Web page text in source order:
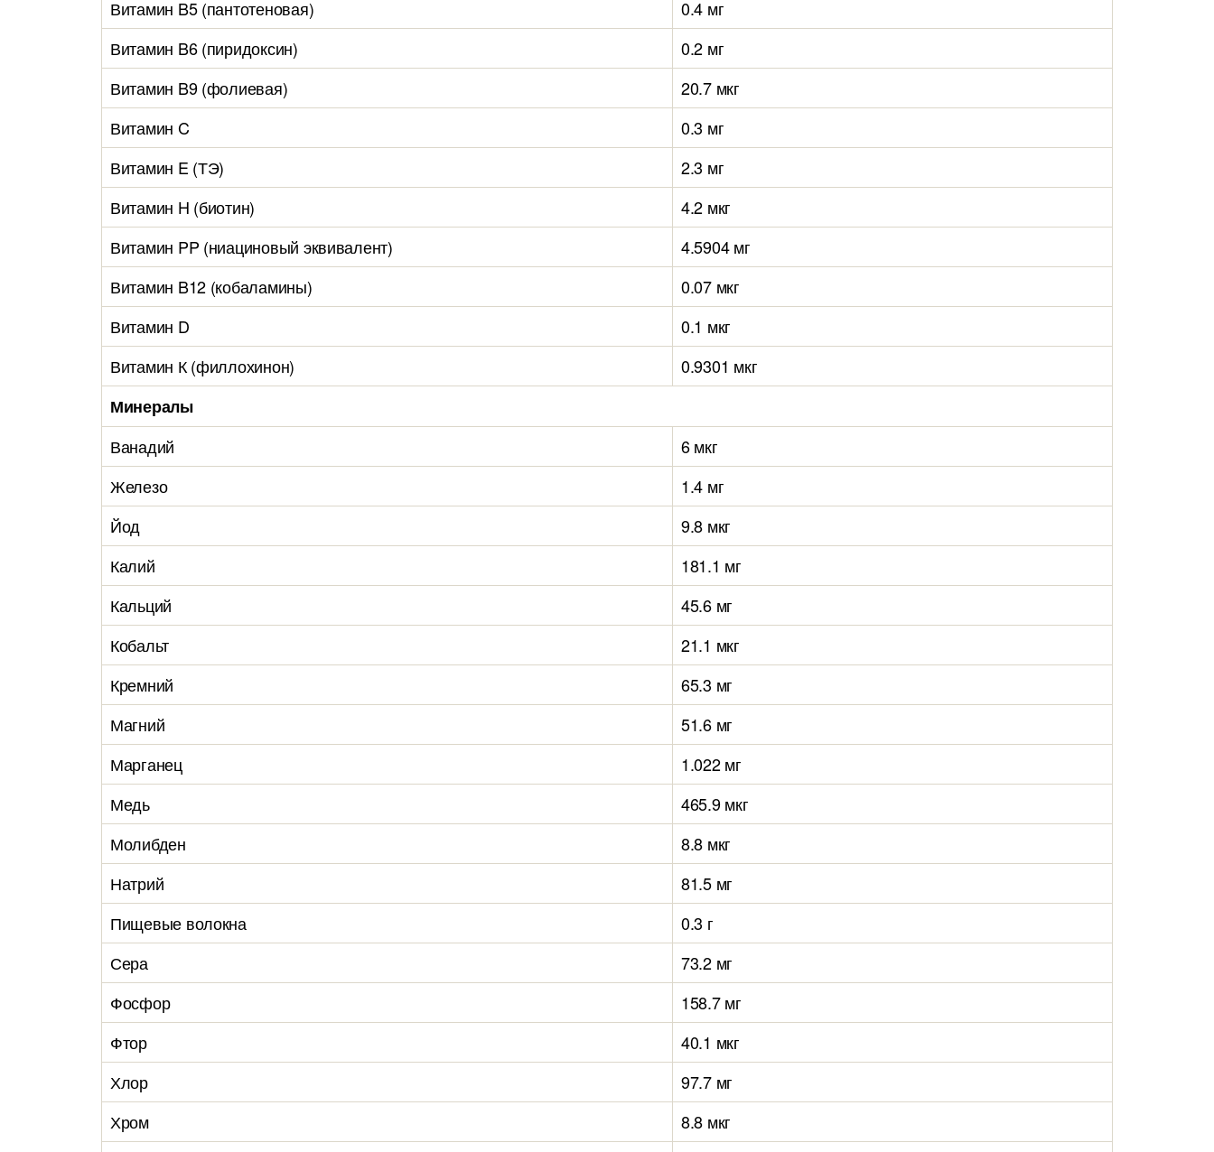
Витамин B5 (пантотеновая)
0.4 мг
Витамин B6 (пиридоксин)
0.2 мг
Витамин B9 (фолиевая)
20.7 мкг
Витамин C
0.3 мг
Витамин E (ТЭ)
2.3 мг
Витамин H (биотин)
4.2 мкг
Витамин PP (ниациновый эквивалент)
4.5904 мг
Витамин B12 (кобаламины)
0.07 мкг
Витамин D
0.1 мкг
Витамин К (филлохинон)
0.9301 мкг
Минералы
Ванадий
6 мкг
Железо
1.4 мг
Йод
9.8 мкг
Калий
181.1 мг
Кальций
45.6 мг
Кобальт
21.1 мкг
Кремний
65.3 мг
Магний
51.6 мг
Марганец
1.022 мг
Медь
465.9 мкг
Молибден
8.8 мкг
Натрий
81.5 мг
Пищевые волокна
0.3 г
Сера
73.2 мг
Фосфор
158.7 мг
Фтор
40.1 мкг
Хлор
97.7 мг
Хром
8.8 мкг